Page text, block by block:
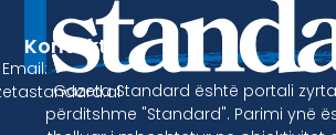
Gazeta Standard është portali
përditshme "Standard". Parimi ynë
Kontakt
Email: